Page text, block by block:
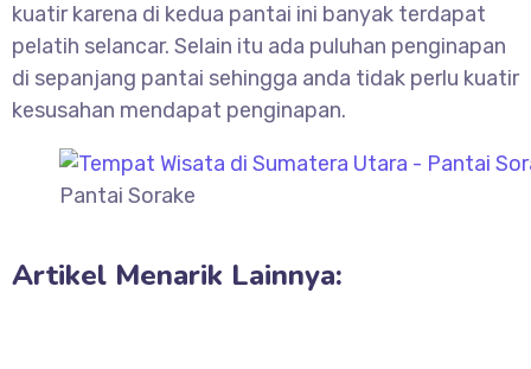
kuatir karena di kedua pantai ini banyak terdapat
pelatih selancar. Selain itu ada puluhan penginapan
di sepanjang pantai sehingga anda tidak perlu kuatir
kesusahan mendapat penginapan.
Pantai Sorake
Artikel Menarik Lainnya: